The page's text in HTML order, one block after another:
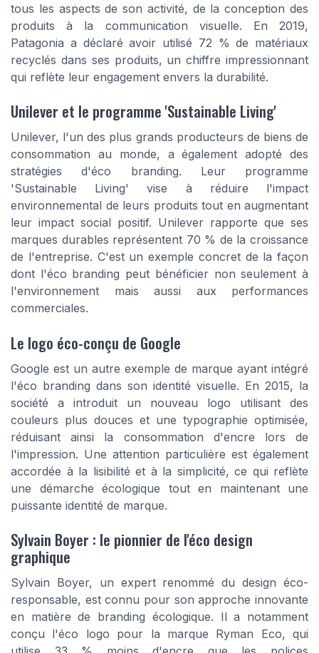
tous les aspects de son activité, de la conception des
produits à la communication visuelle. En 2019,
Patagonia a déclaré avoir utilisé 72 % de matériaux
recyclés dans ses produits, un chiffre impressionnant
qui reflète leur engagement envers la durabilité.
Unilever et le programme 'Sustainable Living'
Unilever, l'un des plus grands producteurs de biens de
consommation au monde, a également adopté des
stratégies d'éco branding. Leur programme
'Sustainable Living' vise à réduire l'impact
environnemental de leurs produits tout en augmentant
leur impact social positif. Unilever rapporte que ses
marques durables représentent 70 % de la croissance
de l'entreprise. C'est un exemple concret de la façon
dont l'éco branding peut bénéficier non seulement à
l'environnement mais aussi aux performances
commerciales.
Le logo éco-conçu de Google
Google est un autre exemple de marque ayant intégré
l'éco branding dans son identité visuelle. En 2015, la
société a introduit un nouveau logo utilisant des
couleurs plus douces et une typographie optimisée,
réduisant ainsi la consommation d'encre lors de
l'impression. Une attention particulière est également
accordée à la lisibilité et à la simplicité, ce qui reflète
une démarche écologique tout en maintenant une
puissante identité de marque.
Sylvain Boyer : le pionnier de l'éco design
graphique
Sylvain Boyer, un expert renommé du design éco-
responsable, est connu pour son approche innovante
en matière de branding écologique. Il a notamment
conçu l'éco logo pour la marque Ryman Eco, qui